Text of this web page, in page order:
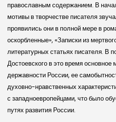
православным содержанием. В
мотивы в творчестве писателя
проявились они в полной мере в
оскорбленные», «Записки из
литературных статьях писателя. В
Достоевского в это время основное
державности России, ее
духовно-нравственных
с западноевропейцами, что было
путях развития России.